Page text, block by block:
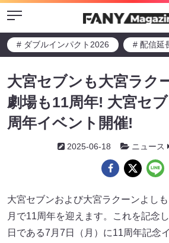
Menu
# ダブルインパクト2026 # 配信延
大宮セブンも大宮ラク
劇場も11周年! 大宮セ
周年イベント開催!
2025-06-18 ニュース
大宮セブンおよび大宮ラクーンよし
月で11周年を迎えます。これを記念
日である7月7日（月）に11周年記念